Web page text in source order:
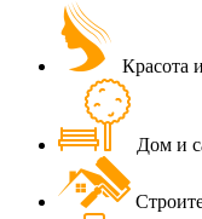
Красота
Дом и